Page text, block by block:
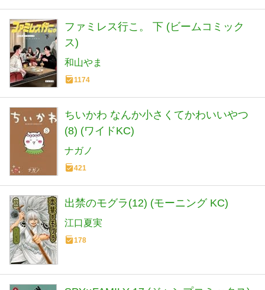
ファミレス行こ。 下 (ビームコミック
ス)
和山やま
1174
ちいかわ なんか小さくてかわいいやつ
(8) (ワイドKC)
ナガノ
421
出禁のモグラ(12) (モーニング KC)
江口夏実
178